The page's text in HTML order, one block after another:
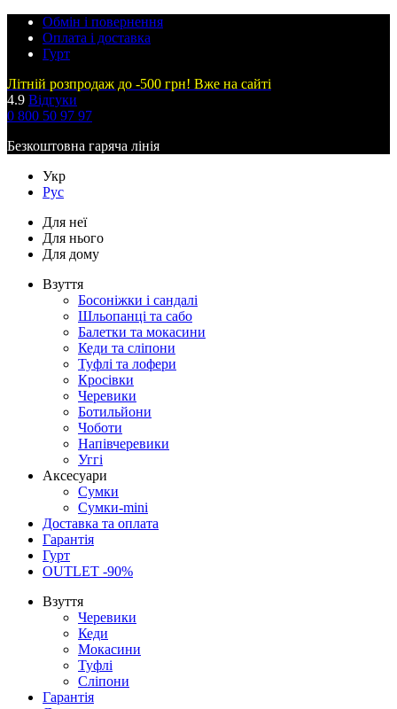
Обмін і повернення
Оплата і доставка
Гурт
Літній розпродаж до -500 грн! Вже на сайті
4.9 Відгуки
0 800 50 97 97
Безкоштовна гаряча лінія
Укр
Рус
Для неї
Для нього
Для дому
Взуття
Босоніжки і сандалі
Шльопанці та сабо
Балетки та мокасини
Кеди та сліпони
Туфлі та лофери
Кросівки
Черевики
Ботильйони
Чоботи
Напівчеревики
Уггі
Аксесуари
Сумки
Сумки-mini
Доставка та оплата
Гарантія
Гурт
OUTLET -90%
Взуття
Черевики
Кеди
Мокасини
Туфлі
Сліпони
Гарантія